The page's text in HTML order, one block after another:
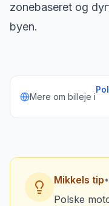
zonebaseret og
byen.
Mere om billeje i
Mikkels tip
Polske